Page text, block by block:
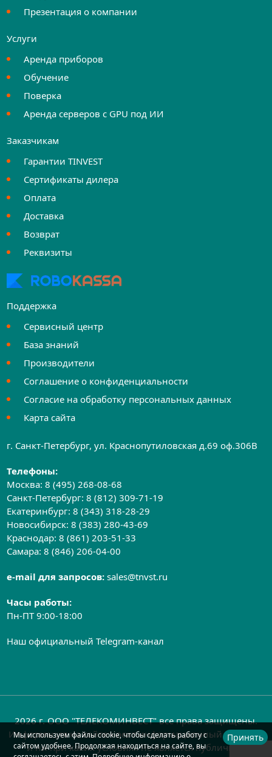
Презентация о компании
Услуги
Аренда приборов
Обучение
Поверка
Аренда серверов с GPU под ИИ
Заказчикам
Гарантии TINVEST
Сертификаты дилера
Оплата
Доставка
Возврат
Реквизиты
Поддержка
Сервисный центр
База знаний
Производители
Соглашение о конфиденциальности
Согласие на обработку персональных данных
Карта сайта
г. Санкт-Петербург, ул. Краснопутиловская д.69 оф.306B
Телефоны:
Москва:8 (495) 268-08-68
Санкт-Петербург:8 (812) 309-71-19
Екатеринбург:8 (343) 318-28-29
Новосибирск:8 (383) 280-43-69
Краснодар:8 (861) 203-51-33
Самара:8 (846) 206-04-00
e-mail для запросов:sales@tnvst.ru
Часы работы:
Пн-ПТ 9:00-18:00
Наш официальный Telegram-канал
2026 г. ООО "ТЕЛЕКОМИНВЕСТ" все права защищены.
Информация на сайте носит информационный характер
и ни при каких условиях не является публичной
Мы используем файлы cookie, чтобы сделать работу с
сайтом удобнее. Продолжая находиться на сайте, вы
Принять